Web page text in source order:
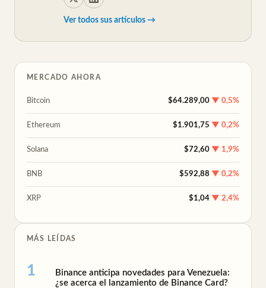
Ver todos sus artículos →
MERCADO AHORA
Bitcoin $64.289,00 ▼ 0,5%
Ethereum $1.901,75 ▼ 0,2%
Solana $72,60 ▼ 1,9%
BNB $592,88 ▼ 0,2%
XRP $1,04 ▼ 2,4%
MÁS LEÍDAS
Binance anticipa novedades para Venezuela:
¿se acerca el lanzamiento de Binance Card?